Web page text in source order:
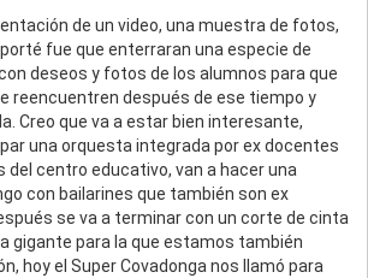
de un video, una muestra de fotos,
fue que enterraran una especie de
deseos y fotos de los alumnos para que
reencuentren después de ese tiempo y
Creo que va a estar bien interesante,
una orquesta integrada por ex docentes
centro educativo, van a hacer una
con bailarines que también son ex
se va a terminar con un corte de cinta
gigante para la que estamos también
hoy el Super Covadonga nos llamó para